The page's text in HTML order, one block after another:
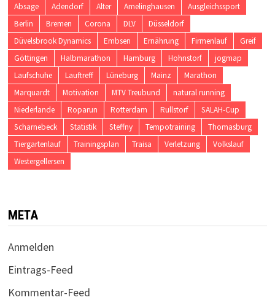
Absage Adendorf Alter Amelinghausen
Ausgleichssport
Berlin
Bremen Corona DLV
Düsseldorf
Düvelsbrook Dynamics
Embsen Ernährung Firmenlauf
Greif
Göttingen
Halbmarathon Hamburg Hohnstorf
jogmap
Laufschuhe
Lauftreff Lüneburg Mainz
Marathon
Marquardt
Motivation MTV Treubund
natural running
Niederlande
Roparun Rotterdam Rullstorf
SALAH-Cup
Scharnebeck
Statistik Steffny Tempotraining
Thomasburg
Tiergartenlauf
Trainingsplan Traisa Verletzung
Volkslauf
Westergellersen
META
Anmelden
Eintrags-Feed
Kommentar-Feed